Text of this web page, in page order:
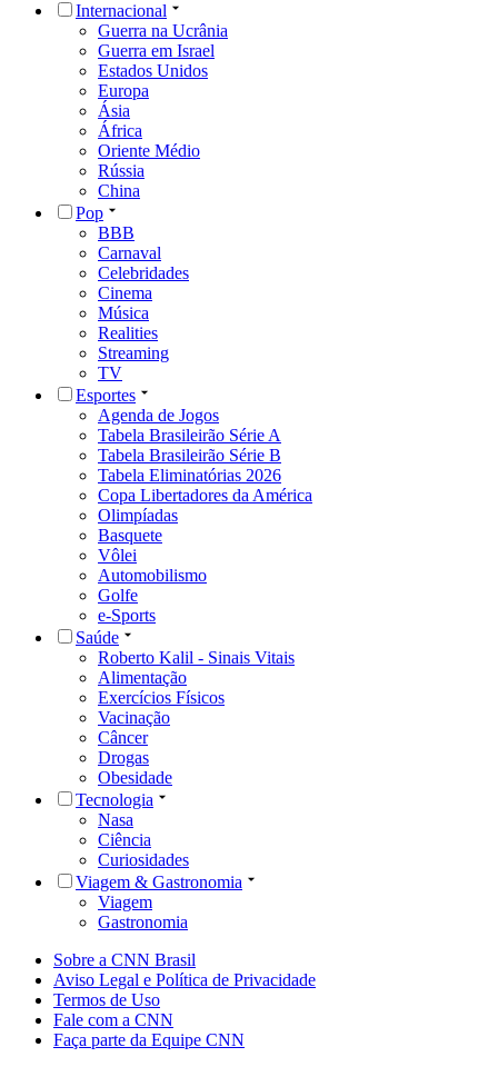
Internacional
Guerra na Ucrânia
Guerra em Israel
Estados Unidos
Europa
Ásia
África
Oriente Médio
Rússia
China
Pop
BBB
Carnaval
Celebridades
Cinema
Música
Realities
Streaming
TV
Esportes
Agenda de Jogos
Tabela Brasileirão Série A
Tabela Brasileirão Série B
Tabela Eliminatórias 2026
Copa Libertadores da América
Olimpíadas
Basquete
Vôlei
Automobilismo
Golfe
e-Sports
Saúde
Roberto Kalil - Sinais Vitais
Alimentação
Exercícios Físicos
Vacinação
Câncer
Drogas
Obesidade
Tecnologia
Nasa
Ciência
Curiosidades
Viagem & Gastronomia
Viagem
Gastronomia
Sobre a CNN Brasil
Aviso Legal e Política de Privacidade
Termos de Uso
Fale com a CNN
Faça parte da Equipe CNN